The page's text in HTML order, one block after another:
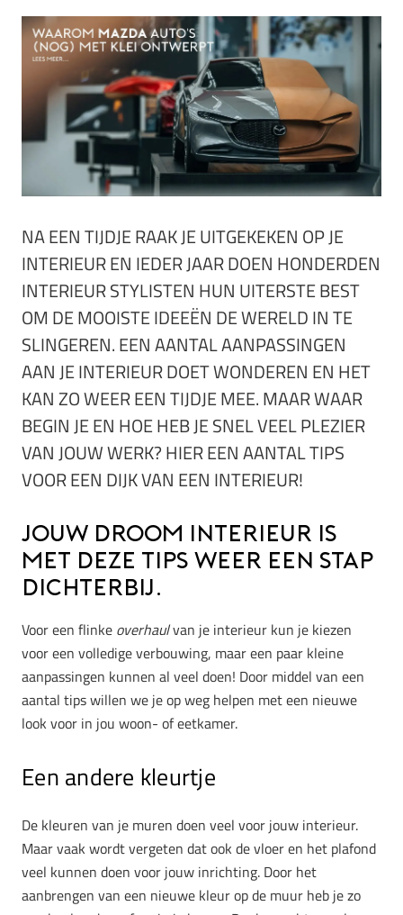
NA EEN TIJDJE RAAK JE UITGEKEKEN OP JE
INTERIEUR EN IEDER JAAR DOEN HONDERDEN
INTERIEUR STYLISTEN HUN UITERSTE BEST
OM DE MOOISTE IDEEËN DE WERELD IN TE
SLINGEREN. EEN AANTAL AANPASSINGEN
AAN JE INTERIEUR DOET WONDEREN EN HET
KAN ZO WEER EEN TIJDJE MEE. MAAR WAAR
BEGIN JE EN HOE HEB JE SNEL VEEL PLEZIER
VAN JOUW WERK? HIER EEN AANTAL TIPS
VOOR EEN DIJK VAN EEN INTERIEUR!
Jouw droom interieur is
met deze tips weer een stap
dichterbij.
Voor een flinke overhaulvan je interieur kun je kiezen
voor een volledige verbouwing, maar een paar kleine
aanpassingen kunnen al veel doen! Door middel van een
aantal tips willen we je op weg helpen met een nieuwe
look voor in jou woon- of eetkamer.
Een andere kleurtje
De kleuren van je muren doen veel voor jouw interieur.
Maar vaak wordt vergeten dat ook de vloer en het plafond
veel kunnen doen voor jouw inrichting. Door het
aanbrengen van een nieuwe kleur op de muur heb je zo